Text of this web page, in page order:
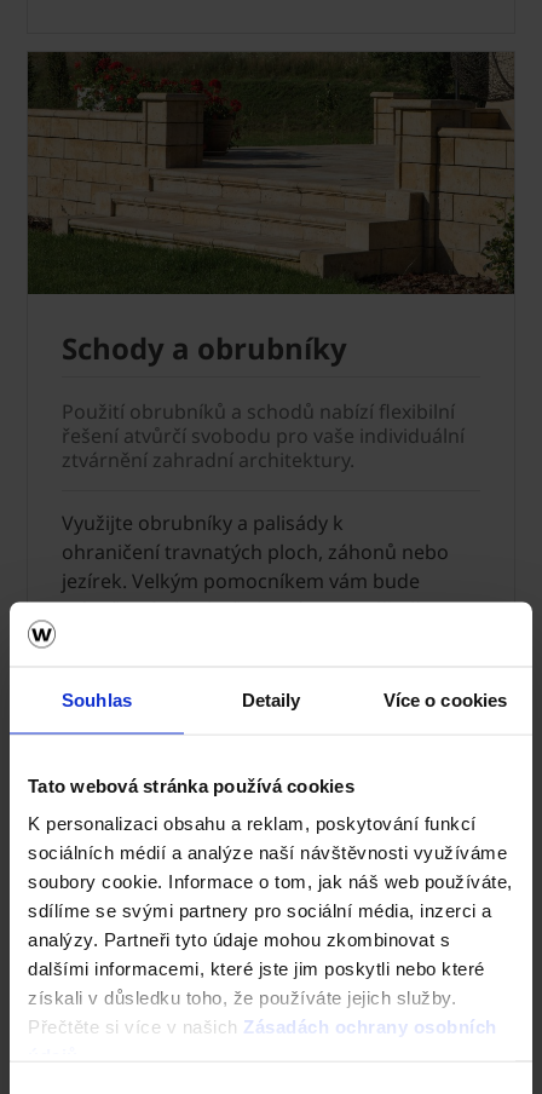
Souhlas Detaily Více o cookies
Tato webová stránka používá cookies
K personalizaci obsahu a reklam, poskytování funkcí
sociálních médií a analýze naší návštěvnosti využíváme
soubory cookie. Informace o tom, jak náš web používáte,
sdílíme se svými partnery pro sociální média, inzerci a
analýzy. Partneři tyto údaje mohou zkombinovat s
dalšími informacemi, které jste jim poskytli nebo které
získali v důsledku toho, že používáte jejich služby.
Přečtěte si více v našich Zásadách ochrany osobních
Schody a obrubníky
Použití obrubníků a schodů nabízí flexibilní
řešení atvůrčí svobodu pro vaše individuální
ztvárnění zahradní architektury.
Využijte obrubníky a palisády k
ohraničení travnatých ploch, záhonů nebo
jezírek. Velkým pomocníkem vám bude
trávníkový obrubník, který nejen pěkně
mnohostranné využití. Od domovních
vchodů, přes vytvoření hezkého přechodu z
jako spojení různých výškových rozdílů.
Schody a obrubníky >